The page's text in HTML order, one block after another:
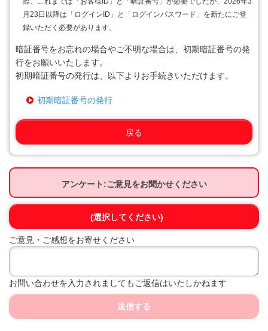
月23日以降は「ログインID」と「ログインパスワード」を新たにご登
録いただく必要があります。
暗証番号をお忘れの場合やご不明な場合は、初期暗証番号の発
行をお願いいたします。
初期暗証番号の発行は、以下よりお手続きいただけます。
初期暗証番号の発行
戻る
アンケート:ご意見をお聞かせください
(選択してください)
ご意見・ご感想をお寄せください
お問い合わせを入力されましてもご返信はいたしかねます
送信する